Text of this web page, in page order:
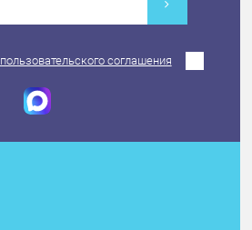
пользовательского соглашения